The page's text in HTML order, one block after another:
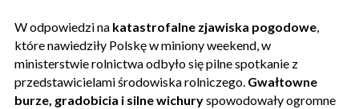
W odpowiedzi na katastrofalne zjawiska pogodowe
które nawiedziły Polskę w miniony weekend, w
ministerstwie rolnictwa odbyło się pilne spotkanie z
przedstawicielami środowiska rolniczego. Gwałtowne
burze, gradobicia i silne wichuryspowodowały ogromne